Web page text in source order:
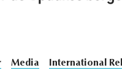
Media International